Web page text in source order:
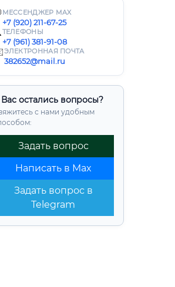
МЕССЕНДЖЕР MAX
+7 (920) 211-67-25
ТЕЛЕФОНЫ
+7 (961) 381-91-08
ЭЛЕКТРОННАЯ ПОЧТА
382652@mail.ru
остались вопросы?
с нами удобным
Задать вопрос
Написать в Max
Задать вопрос в
Telegram